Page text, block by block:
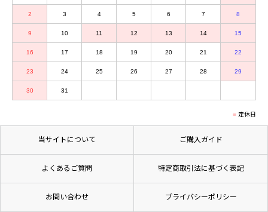
2 3 4 5 6 7 8
9 10 11 12 13 14 15
16 17 18 19 20 21 22
23 24 25 26 27 28 29
30 31
定休日
当サイトについて ご購入ガイド
よくあるご質問 特定商取引法に基づく表記
お問い合わせ プライバシーポリシー